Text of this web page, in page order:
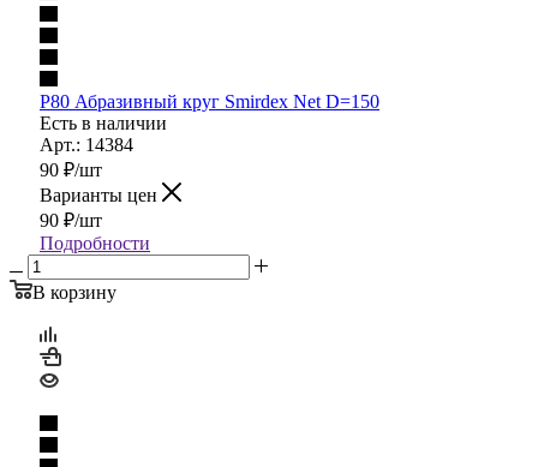
P80 Абразивный круг Smirdex Net D=150
Есть в наличии
Арт.: 14384
90 ₽/шт
Варианты цен
90 ₽/шт
Подробности
В корзину